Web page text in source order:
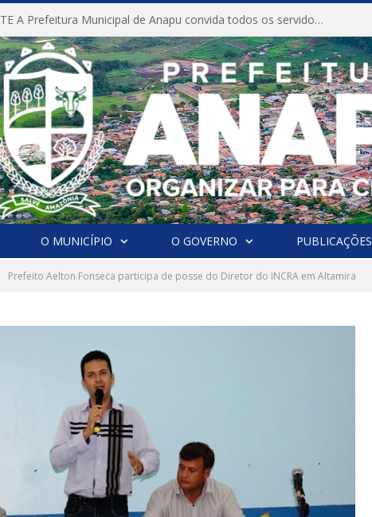
CONVITE A Prefeitura Municipal de Anapu convida todos os servidores públicos municipais para participarem da Audiência Pública de discussão da Lei de Diretrizes Orçamentárias (LDO), importante instrumento de planejamento das ações e investimentos da Administração Pública para o próximo exercício financeiro.
O MUNICÍPIO O GOVERNO PUBLICAÇÕES
Prefeito Aelton Fonseca participa de posse do Diretor do INCRA em Altamira